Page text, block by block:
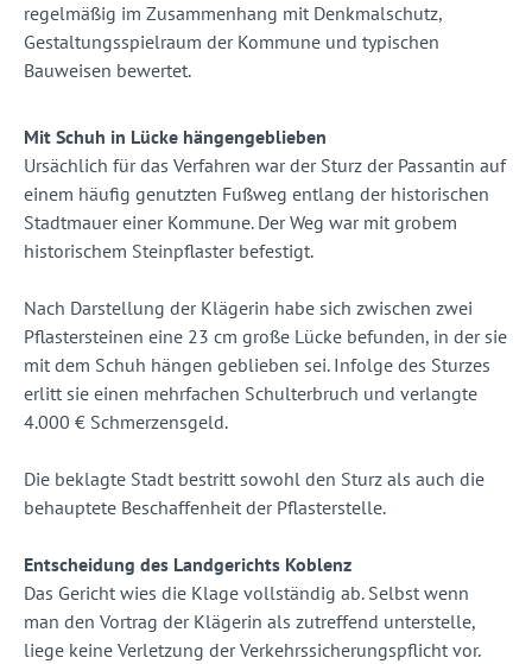
regelmäßig im Zusammenhang mit Denkmalschutz,
Gestaltungsspielraum der Kommune und typischen
Bauweisen bewertet.
Mit Schuh in Lücke hängengeblieben
Ursächlich für das Verfahren war der Sturz der Passantin auf
einem häufig genutzten Fußweg entlang der historischen
Stadtmauer einer Kommune. Der Weg war mit grobem
historischem Steinpflaster befestigt.
Nach Darstellung der Klägerin habe sich zwischen zwei
Pflastersteinen eine 23 cm große Lücke befunden, in der sie
mit dem Schuh hängen geblieben sei. Infolge des Sturzes
erlitt sie einen mehrfachen Schulterbruch und verlangte
4.000 € Schmerzensgeld.
Die beklagte Stadt bestritt sowohl den Sturz als auch die
behauptete Beschaffenheit der Pflasterstelle.
Entscheidung des Landgerichts Koblenz
Das Gericht wies die Klage vollständig ab. Selbst wenn
man den Vortrag der Klägerin als zutreffend unterstelle,
liege keine Verletzung der Verkehrssicherungspflicht vor.